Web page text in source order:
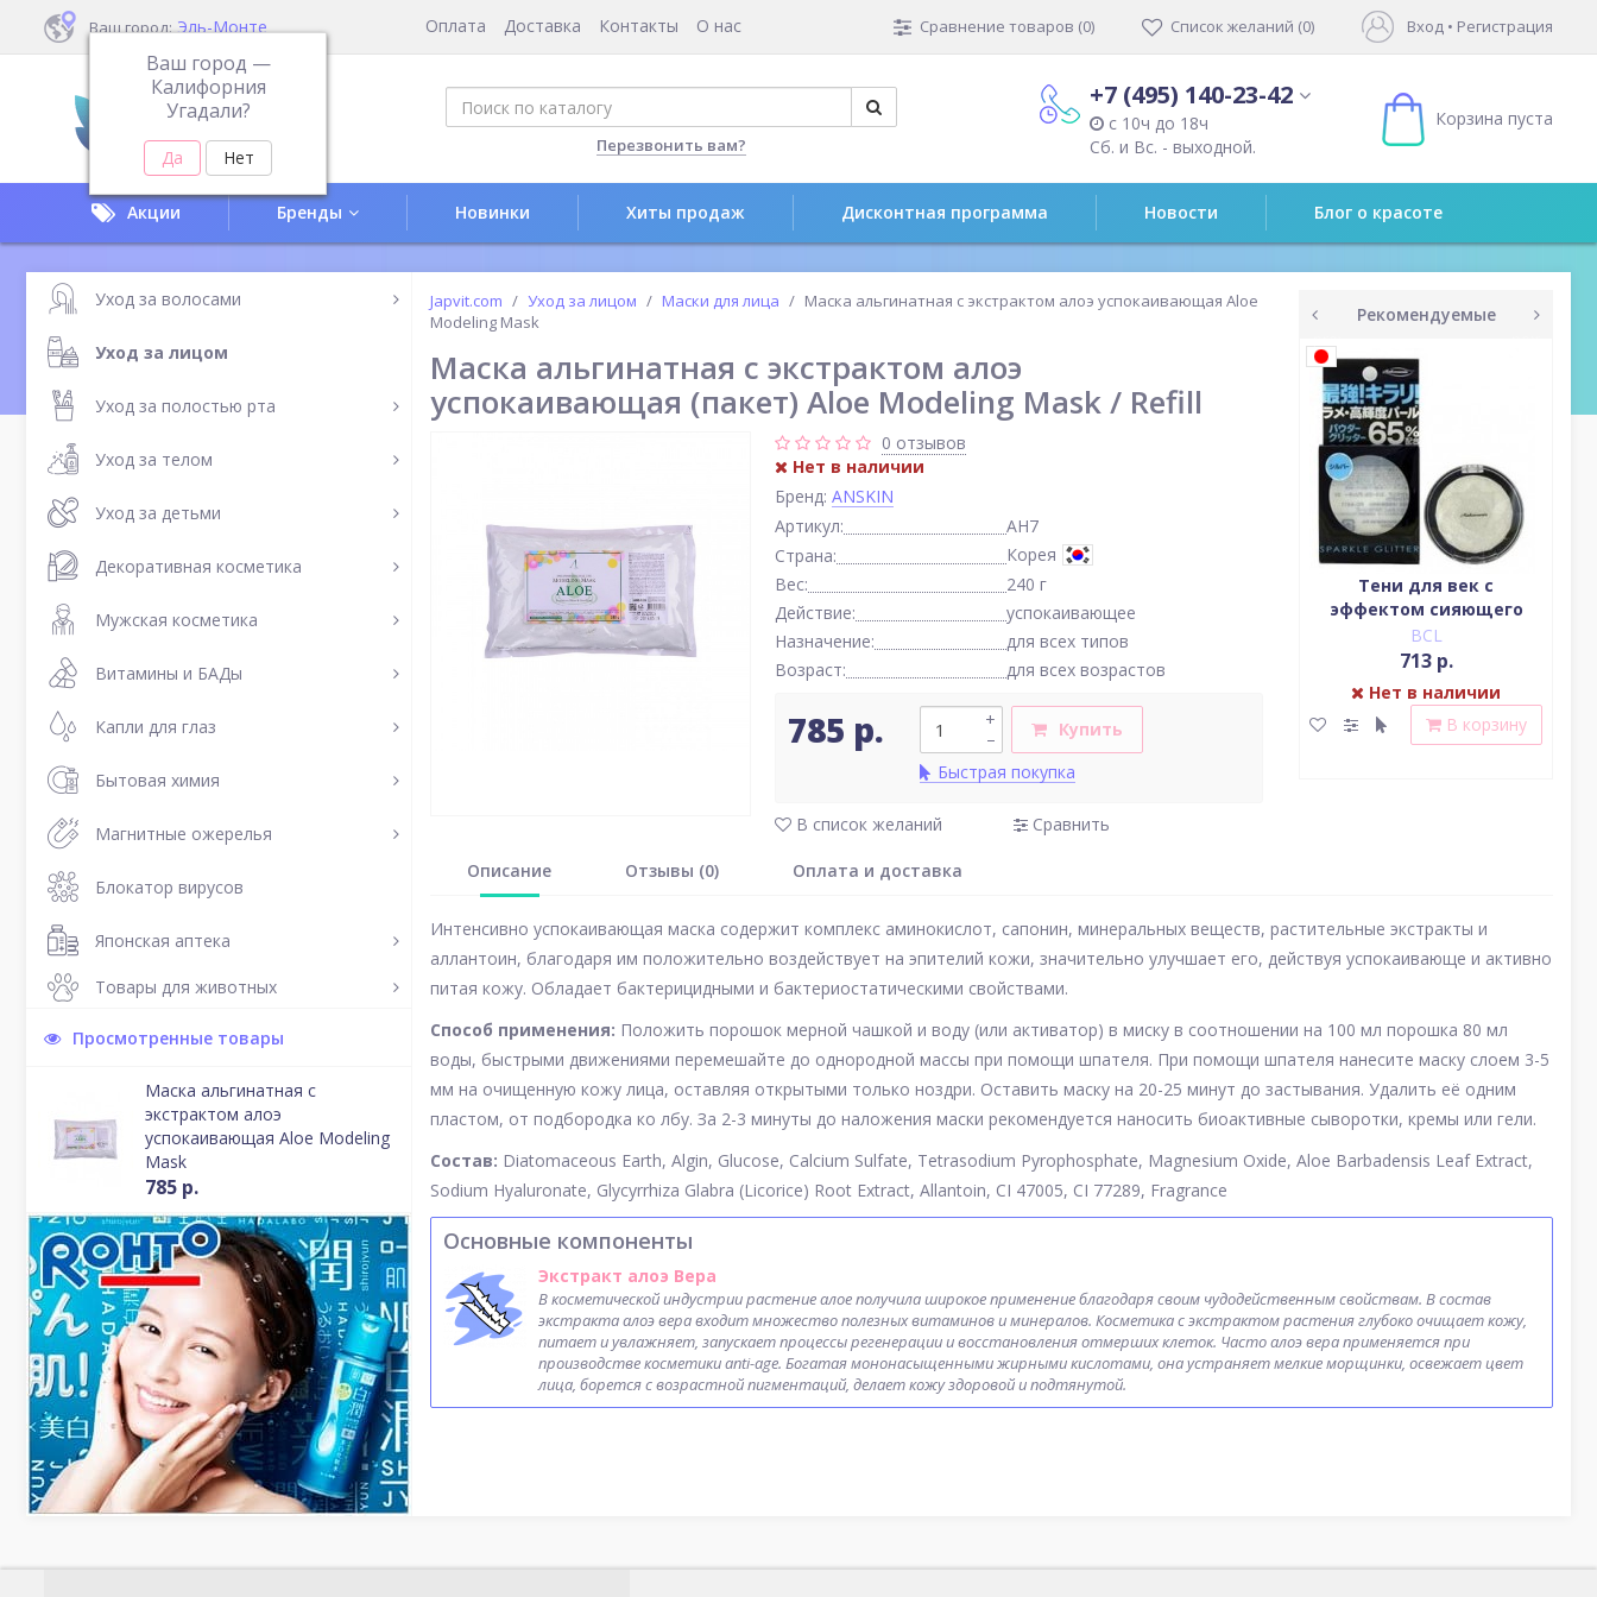
Ваш город: Эль-Монте
Ваш город —
Калифорния
Угадали?
Оплата Доставка Контакты О нас Сравнение товаров (0) Список желаний (0) Вход • Регистрация
Перезвонить вам?
+7 (495) 140-23-42
с 10ч до 18ч
Сб. и Вс. - выходной.
Корзина пуста
Акции Бренды Новинки Хиты продаж Дисконтная программа Новости Блог о красоте
Уход за волосами
Уход за лицом
Уход за полостью рта
Уход за телом
Уход за детьми
Декоративная косметика
Мужская косметика
Витамины и БАДы
Капли для глаз
Бытовая химия
Магнитные ожерелья
Блокатор вирусов
Японская аптека
Товары для животных
Просмотренные товары
Маска альгинатная с
экстрактом алоэ
успокаивающая Aloe Modeling
Mask
785 р.
Japvit.com Уход за лицом Маски для лица
Маска альгинатная с экстрактом алоэ успокаивающая Aloe
Modeling Mask
Маска альгинатная с экстрактом алоэ
успокаивающая (пакет) Aloe Modeling Mask / Refill
0 отзывов
Нет в наличии
Бренд: ANSKIN
Артикул:
АН7
Страна:
Корея
Вес:
240 г
Действие:
успокаивающее
Назначение:
для всех типов
Возраст:
для всех возрастов
785 р. –
+
Купить
Быстрая покупка
В список желаний Сравнить
Рекомендуемые
подводка (цвет
насыщенный черный)
2 379 р.
Тени для век c
эффектом сияющего
блеска (серебро)
BCL
713 р.
Нет в наличии
В корзину
Описание Отзывы (0) Оплата и доставка
Интенсивно успокаивающая маска содержит комплекс аминокислот, сапонин, минеральных веществ, растительные экстракты и
аллантоин, благодаря им положительно воздействует на эпителий кожи, значительно улучшает его, действуя успокаивающе и активно
питая кожу. Обладает бактерицидными и бактериостатическими свойствами.
Способ применения: Положить порошок мерной чашкой и воду (или активатор) в миску в соотношении на 100 мл порошка 80 мл
воды, быстрыми движениями перемешайте до однородной массы при помощи шпателя. При помощи шпателя нанесите маску слоем 3-5
мм на очищенную кожу лица, оставляя открытыми только ноздри. Оставить маску на 20-25 минут до застывания. Удалить её одним
пластом, от подбородка ко лбу. За 2-3 минуты до наложения маски рекомендуется наносить биоактивные сыворотки, кремы или гели.
Состав: Diatomaceous Earth, Algin, Glucose, Calcium Sulfate, Tetrasodium Pyrophosphate, Magnesium Oxide, Aloe Barbadensis Leaf Extract,
Sodium Hyaluronate, Glycyrrhiza Glabra (Licorice) Root Extract, Allantoin, CI 47005, CI 77289, Fragrance
Основные компоненты
Экстракт алоэ Вера
В косметической индустрии растение алое получила широкое применение благодаря своим чудодейственным свойствам. В состав
экстракта алоэ вера входит множество полезных витаминов и минералов. Косметика с экстрактом растения глубоко очищает кожу,
питает и увлажняет, запускает процессы регенерации и восстановления отмерших клеток. Часто алоэ вера применяется при
производстве косметики anti-age. Богатая мононасыщенными жирными кислотами, она устраняет мелкие морщинки, освежает цвет
лица, борется с возрастной пигментаций, делает кожу здоровой и подтянутой.